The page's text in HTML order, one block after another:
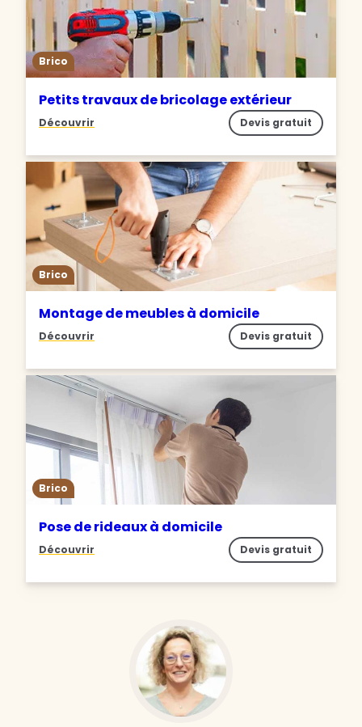
Brico
Petits travaux de bricolage extérieur
Découvrir Devis gratuit
Brico
Montage de meubles à domicile
Découvrir Devis gratuit
Brico
Pose de rideaux à domicile
Découvrir Devis gratuit